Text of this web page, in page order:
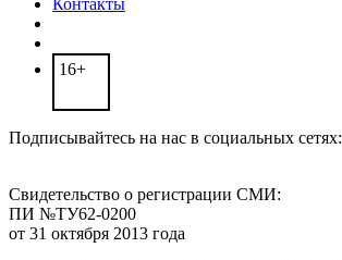
Контакты
16+
Подписывайтесь на нас в социальных сетях:
Свидетельство о регистрации СМИ:
ПИ №ТУ62-0200
от 31 октября 2013 года